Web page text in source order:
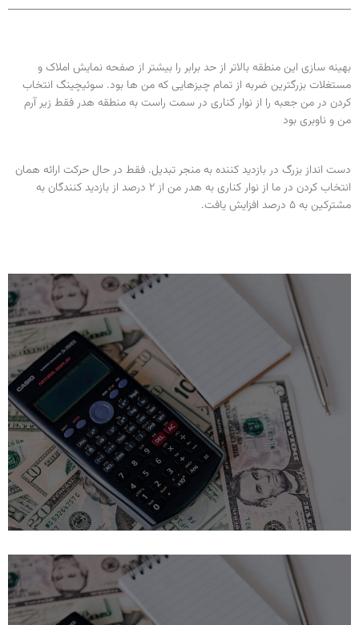
بهینه سازی این منطقه بالاتر از حد برابر را بیشتر از صفحه نمایش املاک و
مستغلات بزرگترین ضربه از تمام چیزهایی که من ها بود. سوئیچینگ انتخاب
کردن در من جعبه را از نوار کناری در سمت راست به منطقه هدر فقط زیر آرم
من و ناوبری بود
دست انداز بزرگ در بازدید کننده به منجر تبدیل. فقط در حال حرکت ارائه همان
انتخاب کردن در ما از نوار کناری به هدر من از 2 درصد از بازدید کنندگان به
مشترکین به 5 درصد افزایش یافت.